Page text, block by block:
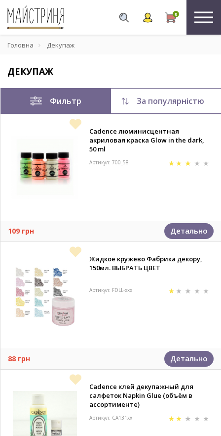
0
Головна Декупаж
ДЕКУПАЖ
Фильтр За популярністю
Cadence люминисцентная
акриловая краска Glow in the dark,
50 ml
Артикул: 700_58
109 грн Детально
Жидкое кружево Фабрика декору,
150мл. ВЫБРАТЬ ЦВЕТ
Артикул: FDLL-xxx
88 грн Детально
Cadence клей декупажный для
салфеток Napkin Glue (объём в
ассортименте)
Артикул: CA131xx